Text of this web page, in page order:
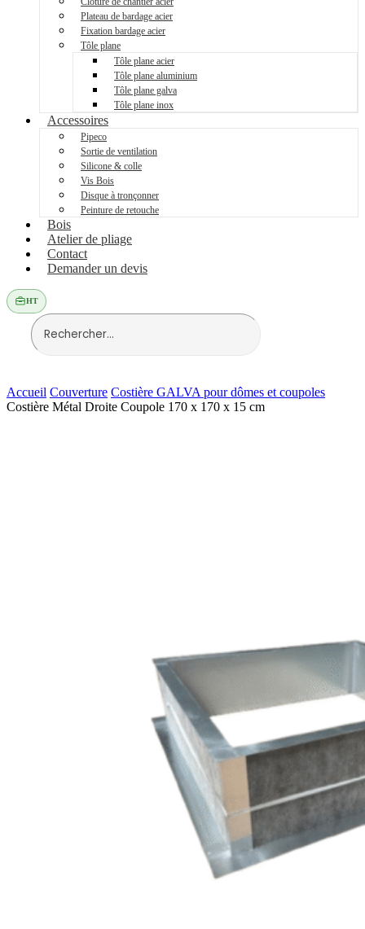
Plateau de bardage acier
Fixation bardage acier
Tôle plane
Tôle plane acier
Tôle plane aluminium
Tôle plane galva
Tôle plane inox
Accessoires
Pipeco
Sortie de ventilation
Silicone & colle
Vis Bois
Disque à tronçonner
Peinture de retouche
Bois
Atelier de pliage
Contact
Demander un devis
HT
Accueil Couverture Costière GALVA pour dômes et coupoles
Costière Métal Droite Coupole 170 x 170 x 15 cm